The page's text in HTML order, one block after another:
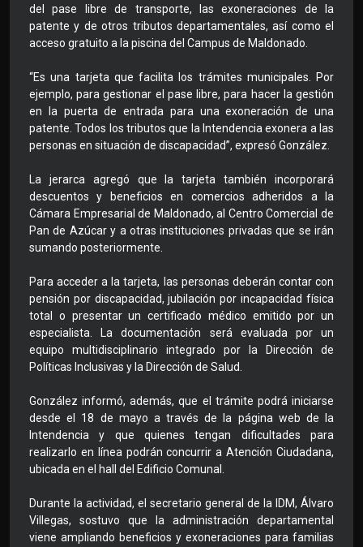
del pase libre de transporte, las exoneraciones de la
patente y de otros tributos departamentales, así como el
acceso gratuito a la piscina del Campus de Maldonado.
“Es una tarjeta que facilita los trámites municipales. Por
ejemplo, para gestionar el pase libre, para hacer la gestión
en la puerta de entrada para una exoneración de una
patente. Todos los tributos que la Intendencia exonera a las
personas en situación de discapacidad”, expresó González.
La jerarca agregó que la tarjeta también incorporará
descuentos y beneficios en comercios adheridos a la
Cámara Empresarial de Maldonado, al Centro Comercial de
Pan de Azúcar y a otras instituciones privadas que se irán
sumando posteriormente.
Para acceder a la tarjeta, las personas deberán contar con
pensión por discapacidad, jubilación por incapacidad física
total o presentar un certificado médico emitido por un
especialista. La documentación será evaluada por un
equipo multidisciplinario integrado por la Dirección de
Políticas Inclusivas y la Dirección de Salud.
González informó, además, que el trámite podrá iniciarse
desde el 18 de mayo a través de la página web de la
Intendencia y que quienes tengan dificultades para
realizarlo en línea podrán concurrir a Atención Ciudadana,
ubicada en el hall del Edificio Comunal.
Durante la actividad, el secretario general de la IDM, Álvaro
Villegas, sostuvo que la administración departamental
viene ampliando beneficios y exoneraciones para familias